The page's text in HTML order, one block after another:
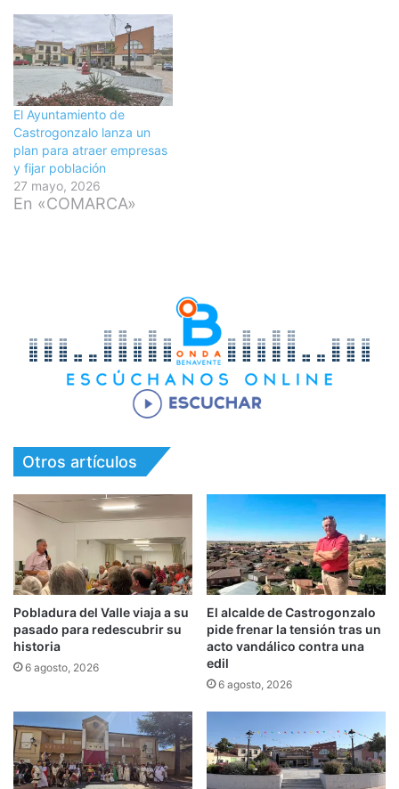
El Ayuntamiento de
Castrogonzalo lanza un
plan para atraer empresas
y fijar población
27 mayo, 2026
En «COMARCA»
Otros artículos
Pobladura del Valle viaja a su
pasado para redescubrir su
historia
6 agosto, 2026
El alcalde de Castrogonzalo
pide frenar la tensión tras un
acto vandálico contra una
edil
6 agosto, 2026